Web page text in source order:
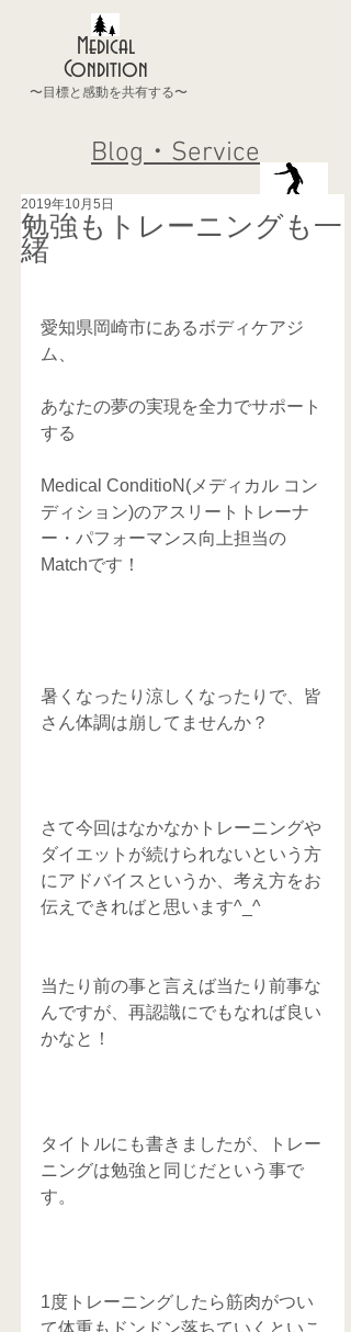
Medical
Condition
〜目標と感動を共有する〜
Blog・Service
勉強もトレーニングも一
緒
2019年10月5日
愛知県岡崎市にあるボディケアジ
ム、
あなたの夢の実現を全力でサポート
する
Medical ConditioN(メディカル コン
ディション)のアスリートトレーナ
ー・パフォーマンス向上担当の
Matchです！
暑くなったり涼しくなったりで、皆
さん体調は崩してませんか？
さて今回はなかなかトレーニングや
ダイエットが続けられないという方
にアドバイスというか、考え方をお
伝えできればと思います^_^
当たり前の事と言えば当たり前事な
んですが、再認識にでもなれば良い
かなと！
タイトルにも書きましたが、トレー
ニングは勉強と同じだという事で
す。
1度トレーニングしたら筋肉がつい
て体重もドンドン落ちていくといこ